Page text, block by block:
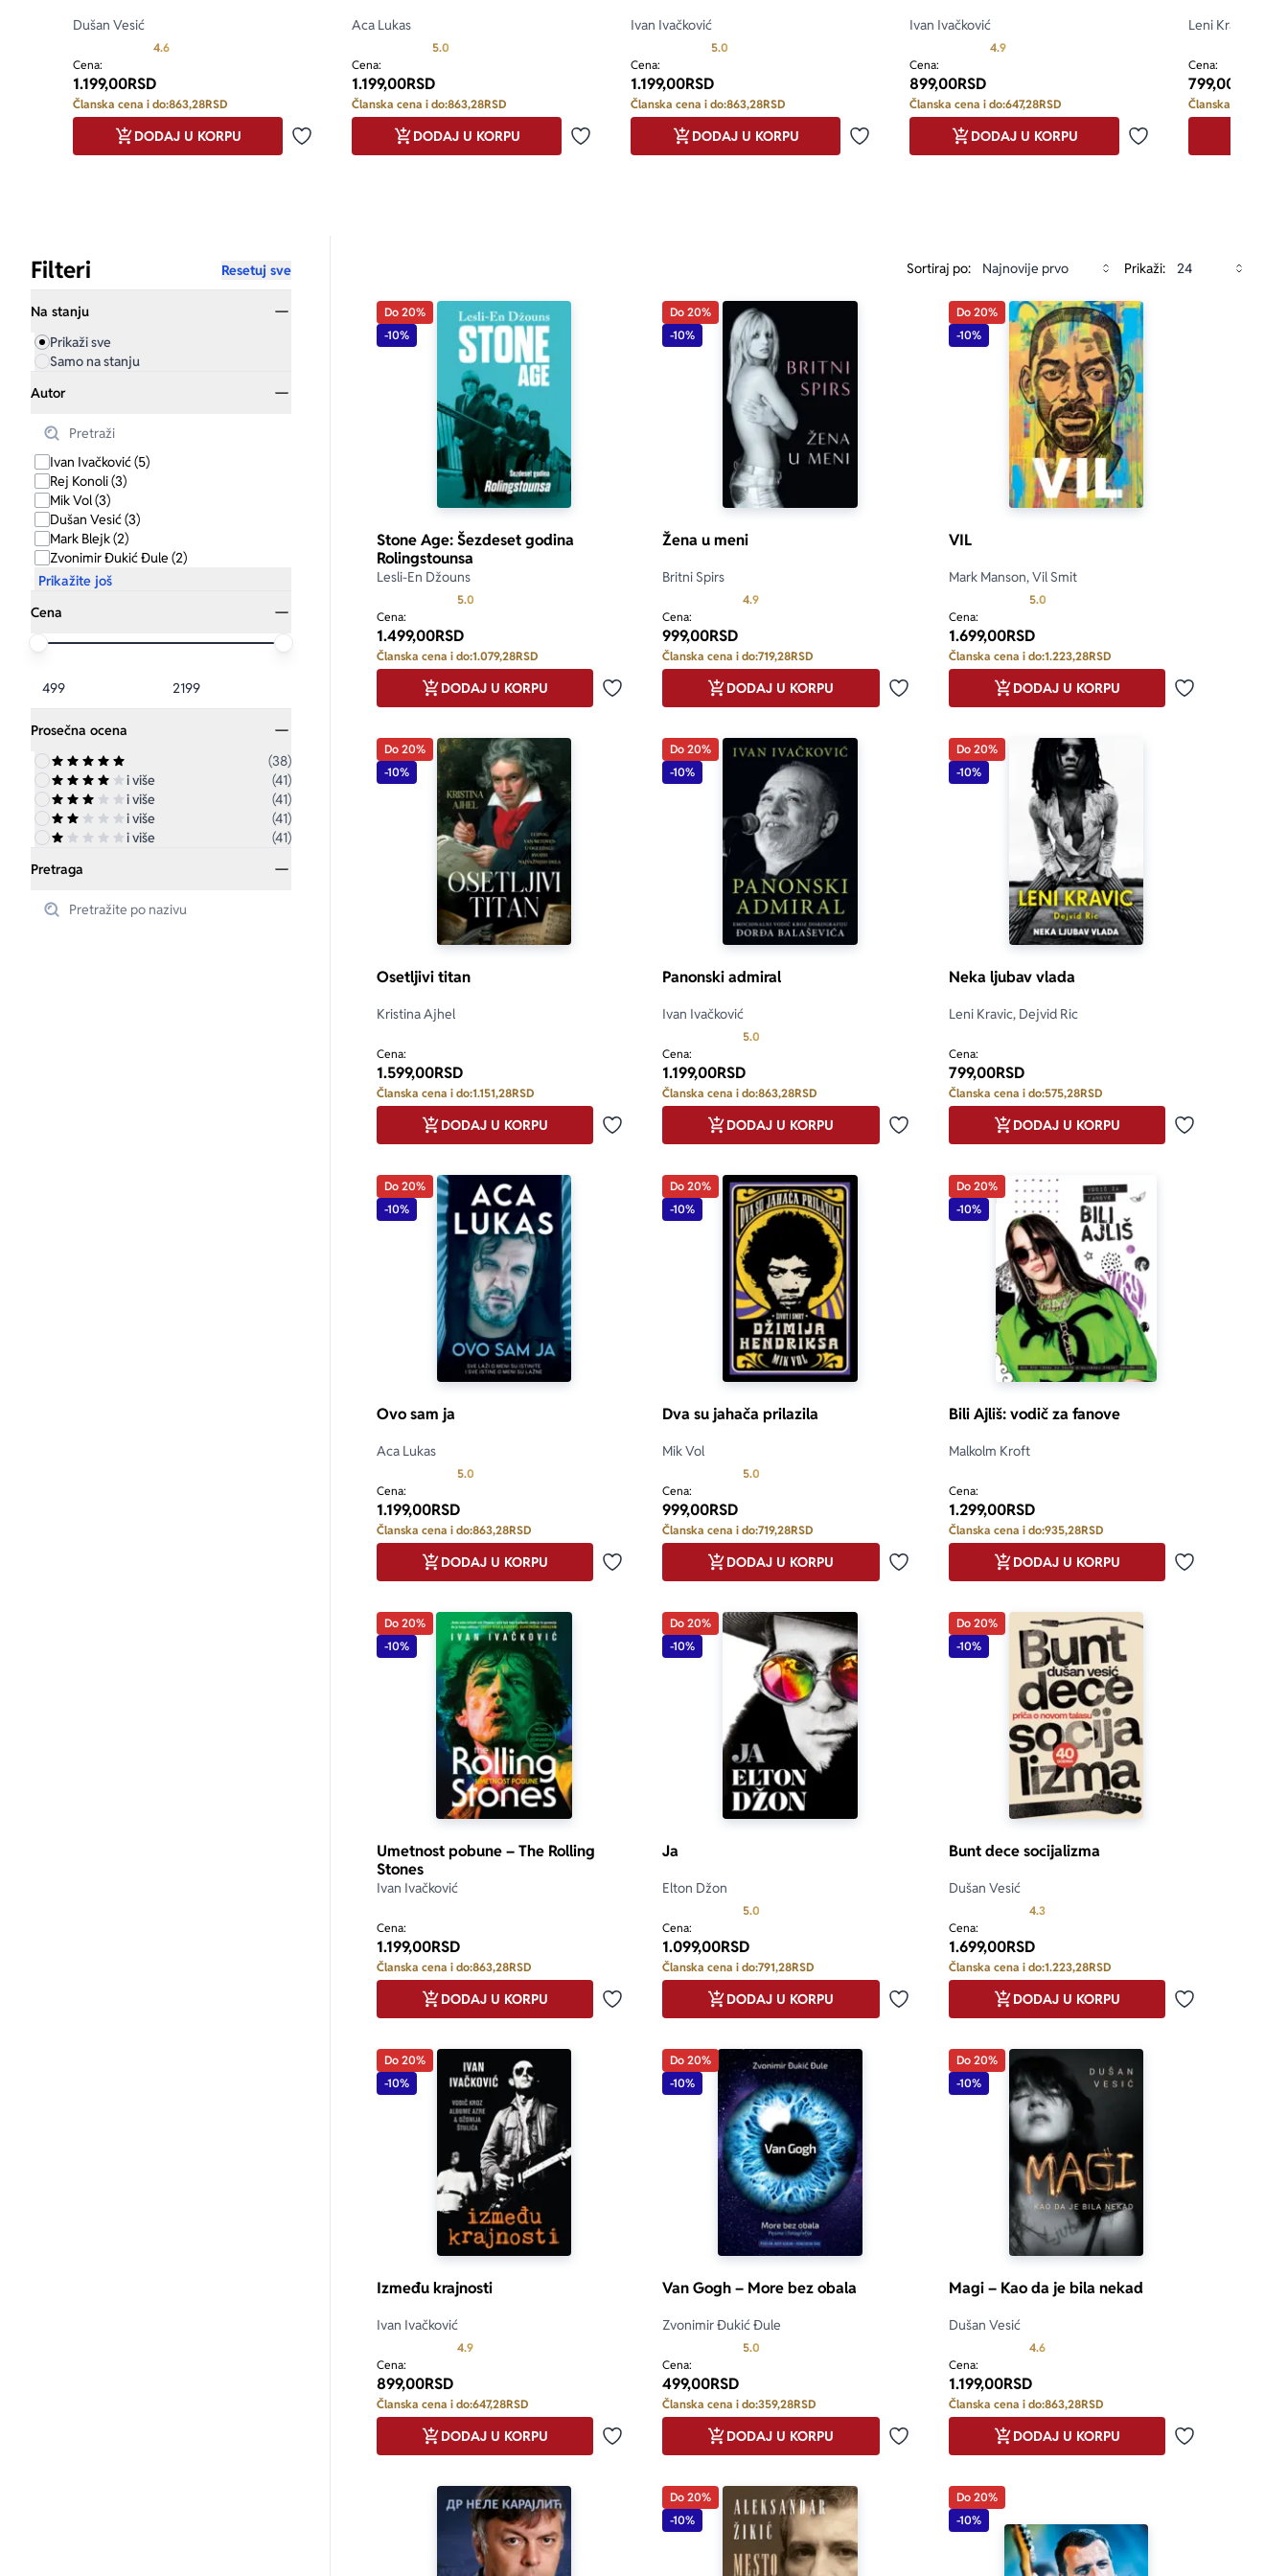
Dušan Vesić
4.6Prosecna ocena je 4.6 od 5
Cena:
1.199,00RSD
Članska cena i do:863,28RSD
Dodaj u omiljene
DODAJ U KORPU
Aca Lukas
5.0
Cena:
1.199,00RSD
Članska cena i do:863,28RSD
Dodaj u omiljene
DODAJ U KORPU
Ivan Ivačković
5.0
Cena:
1.199,00RSD
Članska cena i do:863,28RSD
Dodaj u omiljene
DODAJ U KORPU
Ivan Ivačković
4.9Prosecna ocena je 4.9 od 5
Cena:
899,00RSD
Članska cena i do:647,28RSD
Dodaj u omiljene
DODAJ U KORPU
Leni Kravic,
Cena:
799,00
Članska cena i do:
Filteri Resetuj sve
Na stanju
Prikaži sve
Samo na stanju
Autor
Ivan Ivačković (5)
Rej Konoli (3)
Mik Vol (3)
Dušan Vesić (3)
Mark Blejk (2)
Zvonimir Đukić Đule (2)
Prikažite još
Cena
Prosečna ocena
(38)
i više
(41)
i više
(41)
i više
(41)
i više
(41)
Pretraga
Sortiraj po: Prikaži:
Do 20%
-10%
Stone Age: Šezdeset godina
Rolingstounsa
Lesli-En Džouns
5.0
Cena:
1.499,00RSD
Članska cena i do:1.079,28RSD
Dodaj u omiljene
DODAJ U KORPU
Do 20%
-10%
Žena u meni
Britni Spirs
4.9Prosecna ocena je 4.9 od 5
Cena:
999,00RSD
Članska cena i do:719,28RSD
Dodaj u omiljene
DODAJ U KORPU
Do 20%
-10%
VIL
Mark Manson, Vil Smit
5.0Prosecna ocena je 5.0 od 5
Cena:
1.699,00RSD
Članska cena i do:1.223,28RSD
Dodaj u
DODAJ U KORPU
Do 20%
-10%
Osetljivi titan
Kristina Ajhel
Cena:
1.599,00RSD
Članska cena i do:1.151,28RSD
Dodaj u omiljene
DODAJ U KORPU
Do 20%
-10%
Panonski admiral
Ivan Ivačković
5.0
Cena:
1.199,00RSD
Članska cena i do:863,28RSD
Dodaj u omiljene
DODAJ U KORPU
Do 20%
-10%
Neka ljubav vlada
Leni Kravic, Dejvid Ric
Cena:
799,00RSD
Članska cena i do:575,28RSD
Dodaj u
DODAJ U KORPU
Do 20%
-10%
Ovo sam ja
Aca Lukas
5.0
Cena:
1.199,00RSD
Članska cena i do:863,28RSD
Dodaj u omiljene
DODAJ U KORPU
Do 20%
-10%
Dva su jahača prilazila
Mik Vol
5.0
Cena:
999,00RSD
Članska cena i do:719,28RSD
Dodaj u omiljene
DODAJ U KORPU
Do 20%
-10%
Bili Ajliš: vodič za fanove
Malkolm Kroft
Cena:
1.299,00RSD
Članska cena i do:935,28RSD
Dodaj u
DODAJ U KORPU
Do 20%
-10%
Umetnost pobune – The Rolling
Stones
Ivan Ivačković
Cena:
1.199,00RSD
Članska cena i do:863,28RSD
Dodaj u omiljene
DODAJ U KORPU
Do 20%
-10%
Ja
Elton Džon
5.0
Cena:
1.099,00RSD
Članska cena i do:791,28RSD
Dodaj u omiljene
DODAJ U KORPU
Do 20%
-10%
Bunt dece socijalizma
Dušan Vesić
4.3Prosecna ocena je 4.3 od 5
Cena:
1.699,00RSD
Članska cena i do:1.223,28RSD
Dodaj u
DODAJ U KORPU
Do 20%
-10%
Između krajnosti
Ivan Ivačković
4.9Prosecna ocena je 4.9 od 5
Cena:
899,00RSD
Članska cena i do:647,28RSD
Dodaj u omiljene
DODAJ U KORPU
Do 20%
-10%
Van Gogh – More bez obala
Zvonimir Đukić Đule
5.0
Cena:
499,00RSD
Članska cena i do:359,28RSD
Dodaj u omiljene
DODAJ U KORPU
Do 20%
-10%
Magi – Kao da je bila nekad
Dušan Vesić
4.6Prosecna ocena je 4.6 od 5
Cena:
1.199,00RSD
Članska cena i do:863,28RSD
Dodaj u
DODAJ U KORPU
Do 20%
-10%
Do 20%
-10%